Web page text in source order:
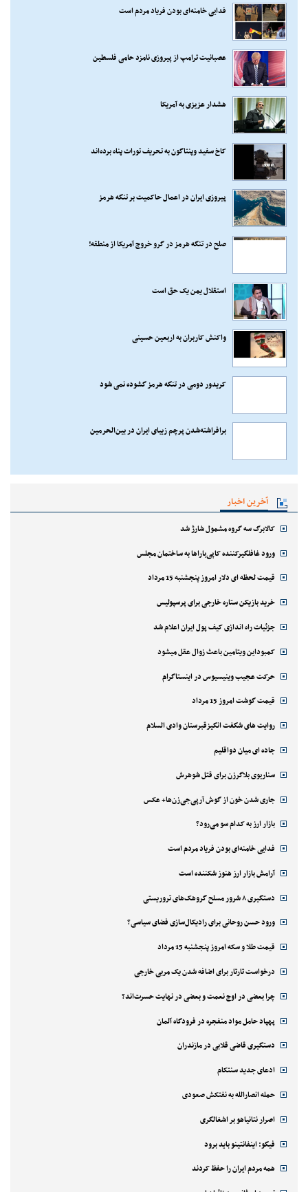
فدایی خامنه‌ای بودن فریاد مردم است
عصبانیت ترامپ از پیروزی نامزد حامی فلسطین
هشدار عزیزی به آمریکا
کاخ سفید وپنتاگون به تحریف تورات پناه برده‌اند
پیروزی ایران در اعمال حاکمیت بر تنگه هرمز
صلح در تنگه هرمز در گرو خروج آمریکا از منطقه!
استقلال یمن یک حق است
واکنش کاربران به اربعین حسینی
کریدور دومی در تنگه هرمز گشوده نمی شود
برافراشته‌شدن پرچم زیبای ایران در بین‌الحرمین
آخرین اخبار
کالابرگ سه گروه مشمول شارژ شد
ورود غافلگیرکننده کاپی‌باراها به ساختمان مجلس
قیمت لحظه ای دلار امروز پنجشنبه 15 مرداد
خرید بازیکن ستاره خارجی برای پرسپولیس
جزئیات راه اندازی کیف پول ایران اعلام شد
کمبوداین ویتامین باعث زوال عقل میشود
حرکت عجیب وینیسیوس در اینستاگرام
قیمت گوشت امروز 15 مرداد
روایت های شگفت انگیزقبرستان وادی السلام
جاده ای میان دواقلیم
سناریوی بلاگرزن برای قتل شوهرش
جاری شدن خون از گوش آرپی‌جی‌زن‌ها+ عکس
بازار ارز به کدام سو می‌رود؟
فدایی خامنه‌ای بودن فریاد مردم است
آرامش بازار ارز هنوز شکننده است
دستگیری ۸ شرور مسلح گروهک‌های تروریستی
ورود حسن روحانی برای رادیکال‌سازی فضای سیاسی؟
قیمت طلا و سکه امروز پنجشنبه 15 مرداد
درخواست تارتار برای اضافه شدن یک مربی خارجی
چرا بعضی در اوج نعمت و بعضی در نهایت حسرت‌اند؟
پهپاد حامل مواد منفجره در فرودگاه آلمان
دستگیری قاضی قلابی در مازندران
ادعای جدید سنتکام
حمله انصارالله به نفتکش صعودی
اصرار نتانیاهو بر اشغالگری
فیگو: اینفانتینو باید برود
همه مردم ایران را حفظ کردند